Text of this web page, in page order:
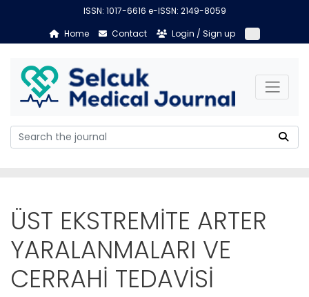
ISSN: 1017-6616 e-ISSN: 2149-8059
Home
Contact Login / Sign up
ÜST EKSTREMİTE ARTER
YARALANMALARI VE
CERRAHİ TEDAVİSİ